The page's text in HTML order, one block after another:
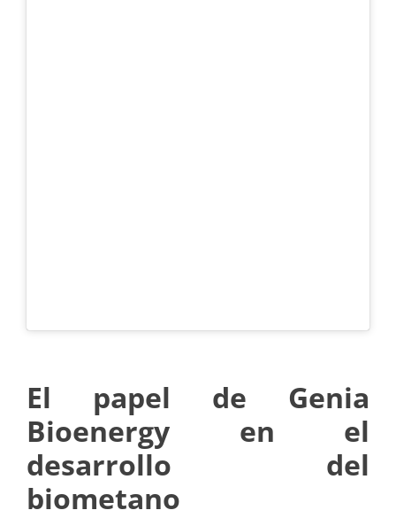
El papel de Genia
Bioenergy en el
desarrollo del
biometano